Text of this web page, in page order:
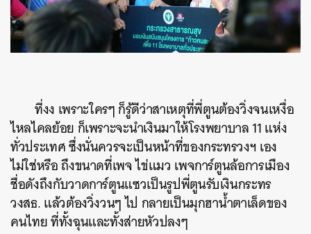
ที่งง เพราะใครๆ ก็รู้ดีว่าสาเหตุที่พี่ตูนต้องวิ่งจนเหงื่อ
ไหลไคลย้อย ก็เพราะจะนำเงินมาให้โรงพยาบาล 11 แห่ง
ทั่วประเทศ ซึ่งนั่นควรจะเป็นหน้าที่ของกระทรวงฯ เอง
ไม่ใช่หรือ ถึงขนาดที่เพจ ไข่แมว เพจการ์ตูนล้อการเมือง
ชื่อดังถึงกับวาดการ์ตูนแซวเป็นรูปพี่ตูนรับเงินกระทร
วงสธ. แล้วต้องวิ่งวนๆ ไป กลายเป็นมุกฮาน้ำตาเล็ดของ
คนไทย ที่ทั้งฉุนและทั้งส่ายหัวปลงๆ